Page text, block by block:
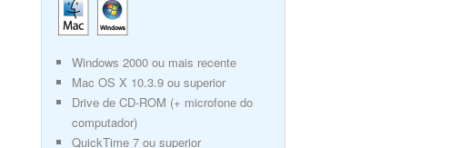
Windows 2000 ou mais recente
Mac OS X 10.3.9 ou superior
Drive de CD-ROM (+ microfone do
computador)
QuickTime 7 ou superior